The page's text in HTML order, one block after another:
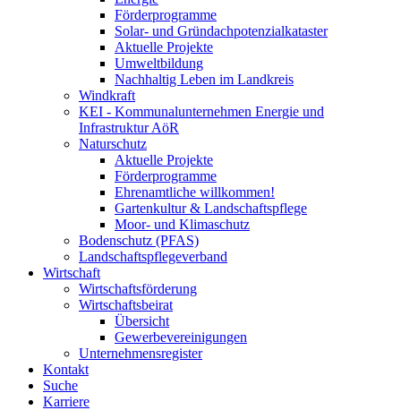
Förderprogramme
Solar- und Gründachpotenzialkataster
Aktuelle Projekte
Umweltbildung
Nachhaltig Leben im Landkreis
Windkraft
KEI - Kommunalunternehmen Energie und
Infrastruktur AöR
Naturschutz
Aktuelle Projekte
Förderprogramme
Ehrenamtliche willkommen!
Gartenkultur & Landschaftspflege
Moor- und Klimaschutz
Bodenschutz (PFAS)
Landschaftspflegeverband
Wirtschaft
Wirtschaftsförderung
Wirtschaftsbeirat
Übersicht
Gewerbevereinigungen
Unternehmensregister
Kontakt
Suche
Karriere